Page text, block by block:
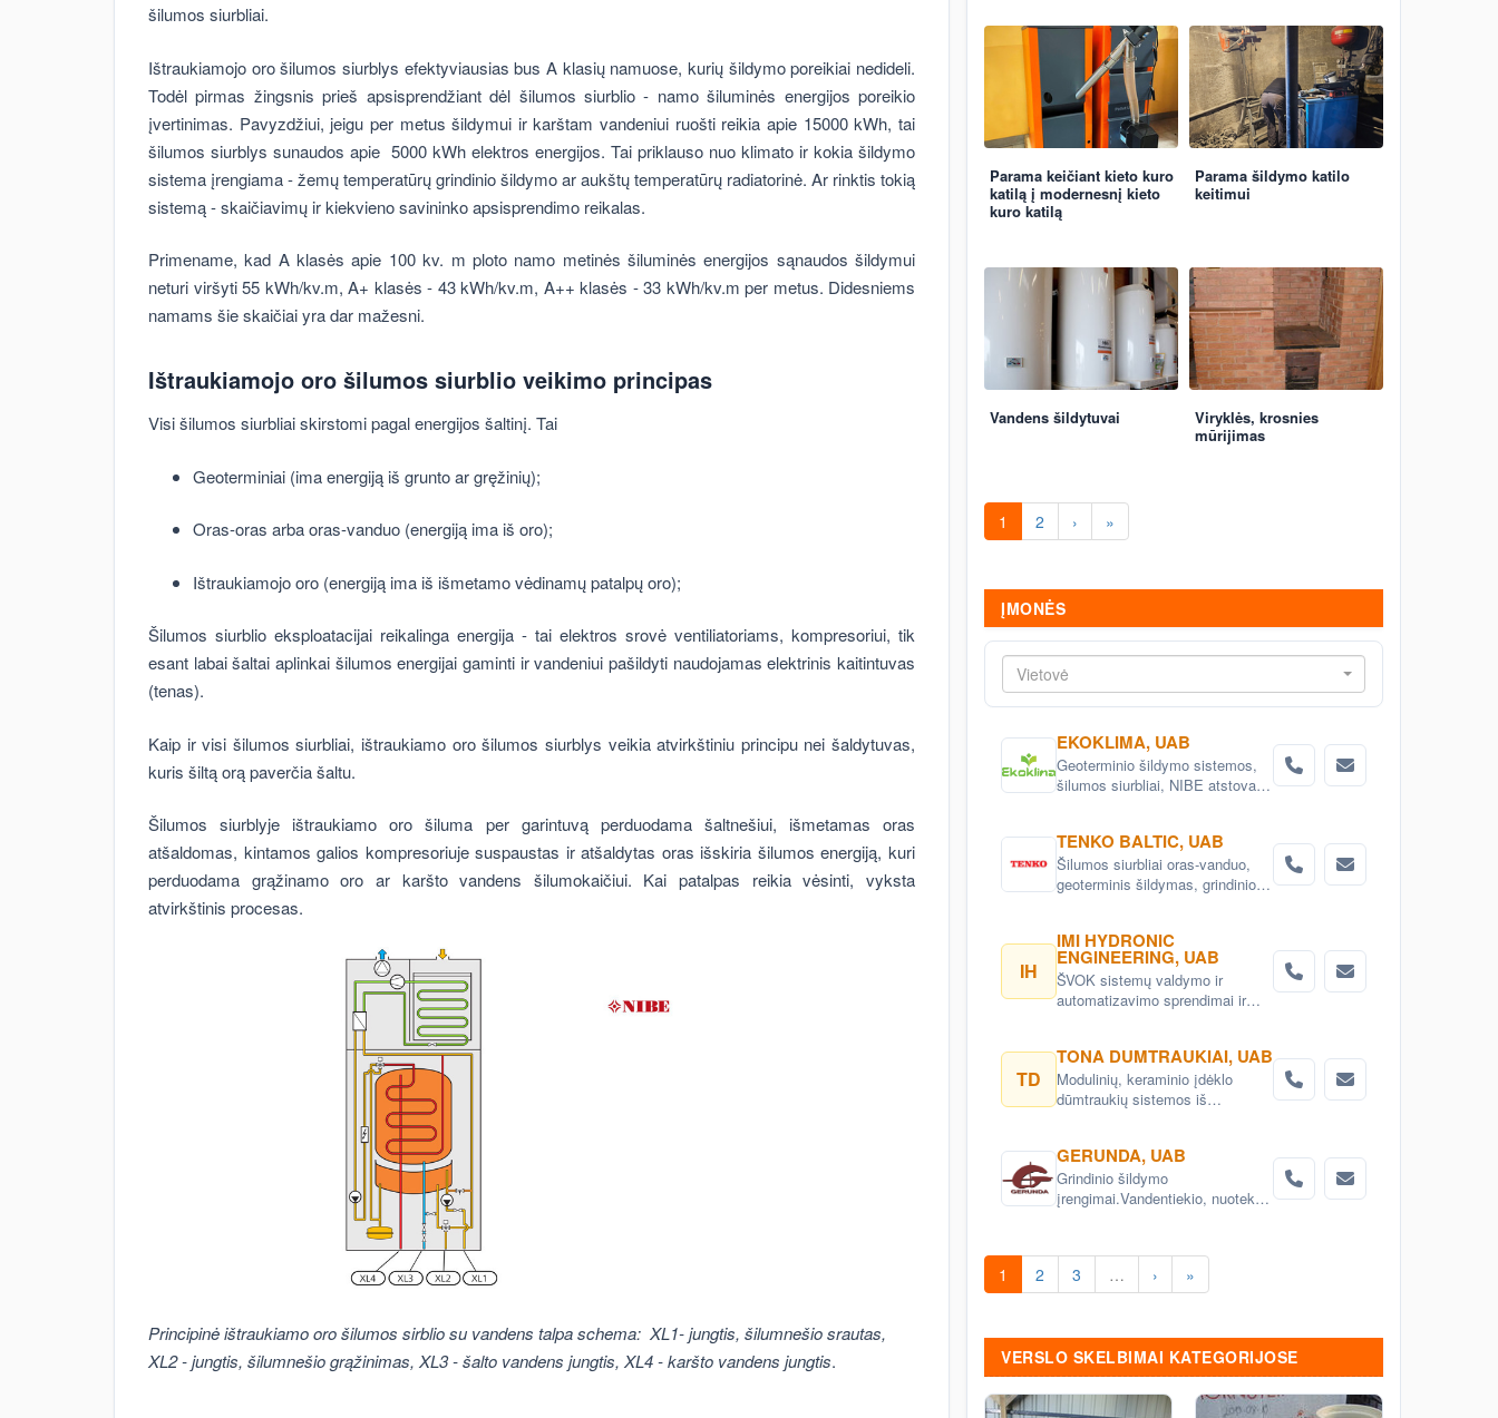
šilumos siurbliai.
Ištraukiamojo oro šilumos siurblys efektyviausias bus A klasių namuose, kurių šildymo poreikiai nedideli.
Todėl pirmas žingsnis prieš apsisprendžiant dėl šilumos siurblio - namo šiluminės energijos poreikio
įvertinimas. Pavyzdžiui, jeigu per metus šildymui ir karštam vandeniui ruošti reikia apie 15000 kWh, tai
šilumos siurblys sunaudos apie 5000 kWh elektros energijos. Tai priklauso nuo klimato ir kokia šildymo
sistema įrengiama - žemų temperatūrų grindinio šildymo ar aukštų temperatūrų radiatorinė. Ar rinktis tokią
sistemą - skaičiavimų ir kiekvieno savininko apsisprendimo reikalas.
Primename, kad A klasės apie 100 kv. m ploto namo metinės šiluminės energijos sąnaudos šildymui
neturi viršyti 55 kWh/kv.m, A+ klasės - 43 kWh/kv.m, A++ klasės - 33 kWh/kv.m per metus. Didesniems
namams šie skaičiai yra dar mažesni.
Ištraukiamojo oro šilumos siurblio veikimo principas
Visi šilumos siurbliai skirstomi pagal energijos šaltinį. Tai
Geoterminiai (ima energiją iš grunto ar gręžinių);
Oras-oras arba oras-vanduo (energiją ima iš oro);
Ištraukiamojo oro (energiją ima iš išmetamo vėdinamų patalpų oro);
Šilumos siurblio eksploatacijai reikalinga energija - tai elektros srovė ventiliatoriams, kompresoriui, tik
esant labai šaltai aplinkai šilumos energijai gaminti ir vandeniui pašildyti naudojamas elektrinis kaitintuvas
(tenas).
Kaip ir visi šilumos siurbliai, ištraukiamo oro šilumos siurblys veikia atvirkštiniu principu nei šaldytuvas,
kuris šiltą orą paverčia šaltu.
Šilumos siurblyje ištraukiamo oro šiluma per garintuvą perduodama šaltnešiui, išmetamas oras
atšaldomas, kintamos galios kompresoriuje suspaustas ir atšaldytas oras išskiria šilumos energiją, kuri
perduodama grąžinamo oro ar karšto vandens šilumokaičiui. Kai patalpas reikia vėsinti, vyksta
atvirkštinis procesas.
Principinė ištraukiamo oro šilumos sirblio su vandens talpa schema: XL1- jungtis, šilumnešio srautas,
XL2 - jungtis, šilumnešio grąžinimas, XL3 - šalto vandens jungtis, XL4 - karšto vandens jungtis.
Parama keičiant kieto kuro
katilą į modernesnį kieto
kuro katilą
Parama šildymo katilo
keitimui
Vandens šildytuvai
Viryklės, krosnies
mūrijimas
1 2 › »
ĮMONĖS
Vietovė
EKOKLIMA, UAB
Geoterminio šildymo sistemos,
šilumos siurbliai, NIBE atstovas
siurbliai, geoterminiai šilumos
siurbliai. Išmanūs šilumos
siurbliai
TENKO BALTIC, UAB
Šilumos siurbliai oras-vanduo,
geoterminis šildymas, grindinio ir
rekuperatoriai ir vėdinimo
sistemos.
IH
IMI HYDRONIC
ENGINEERING, UAB
ŠVOK sistemų valdymo ir
automatizavimo sprendimai ir
oro kondicionavimo sistemų
automatizavimas.
TD
TONA DUMTRAUKIAI, UAB
Modulinių, keraminio įdėklo
dūmtraukių sistemos iš
GERUNDA, UAB
Grindinio šildymo
įrengimai.Vandentiekio, nuotekų
Santechnikos
prekės.katilai.Ventiliacija
1 2 3 … › »
VERSLO SKELBIMAI KATEGORIJOSE